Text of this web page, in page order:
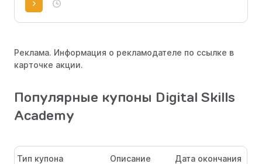
Реклама. Информация о рекламодателе по ссылке в
карточке акции.
Популярные купоны Digital Skills
Academy
Тип купона Описание Дата окончания